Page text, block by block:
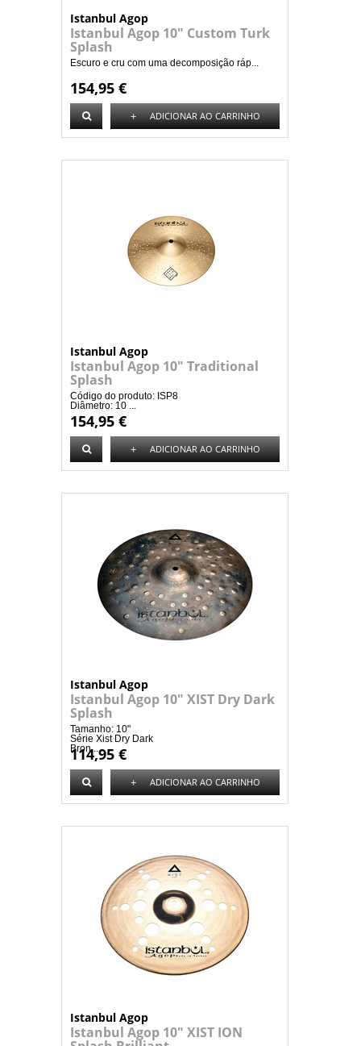
Istanbul Agop
Istanbul Agop 10" Custom Turk
Splash
Escuro e cru com uma decomposição ráp...
154,95 €
+ ADICIONAR AO CARRINHO
Istanbul Agop
Istanbul Agop 10" Traditional
Splash
Código do produto: ISP8
Diâmetro: 10 ...
154,95 €
+ ADICIONAR AO CARRINHO
Istanbul Agop
Istanbul Agop 10" XIST Dry Dark
Splash
Tamanho: 10"
Série Xist Dry Dark
Bron...
114,95 €
+ ADICIONAR AO CARRINHO
Istanbul Agop
Istanbul Agop 10" XIST ION